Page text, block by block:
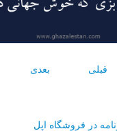
قبلی بعدی
در فروشگاه اپل